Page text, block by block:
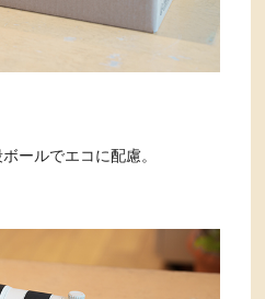
ールでエコに配慮。